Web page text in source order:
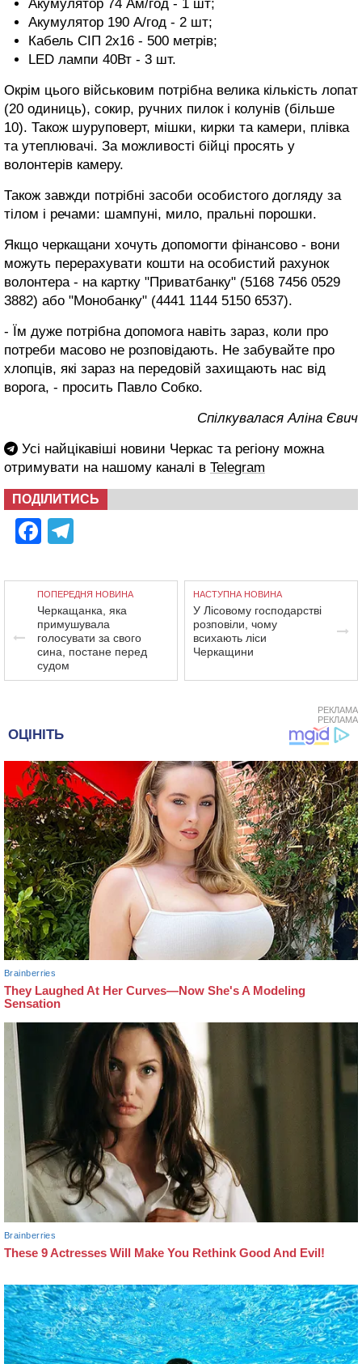
Акумулятор 74 Ам/год - 1 шт;
Акумулятор 190 А/год - 2 шт;
Кабель СІП 2х16 - 500 метрів;
LED лампи 40Вт - 3 шт.
Окрім цього військовим потрібна велика кількість лопат
(20 одиниць), сокир, ручних пилок і колунів (більше
10). Також шуруповерт, мішки, кирки та камери, плівка
та утеплювачі. За можливості бійці просять у
волонтерів камеру.
Також завжди потрібні засоби особистого догляду за
тілом і речами: шампуні, мило, пральні порошки.
Якщо черкащани хочуть допомогти фінансово - вони
можуть перерахувати кошти на особистий рахунок
волонтера - на картку "Приватбанку" (5168 7456 0529
3882) або "Монобанку" (4441 1144 5150 6537).
- Їм дуже потрібна допомога навіть зараз, коли про
потреби масово не розповідають. Не забувайте про
хлопців, які зараз на передовій захищають нас від
ворога, - просить Павло Собко.
Cпілкувалася Аліна Євич
Усі найцікавіші новини Черкас та регіону можна
отримувати на нашому каналі в Telegram
ПОДІЛИТИСЬ
Facebook
ПОПЕРЕДНЯ НОВИНА
Черкащанка, яка
примушувала
голосувати за свого
сина, постане перед
судом
НАСТУПНА НОВИНА
У Лісовому господарстві
розповіли, чому
всихають ліси
Черкащини
РЕКЛАМА
РЕКЛАМА